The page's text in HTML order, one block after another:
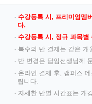
· 수강등록 시, 프리미엄멤
다.
· 수강등록 시, 정규 과목별
· 복수의 반 결제는 같은 개
· 반 변경은 담임선생님께
· 온라인 결제 후, 캠퍼스
립니다.
· 자세한 반별 시간표는 개